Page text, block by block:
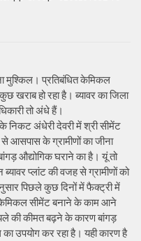
मुश्किल। प्रतिबंधित केमिकल
खराब हो रहा है। ब्यावर का जिला
तो अंधे हैं।
निकट अंधेरी देवरी में श्री सीमेंट
आसपास के ग्रामीणों का जीना
औद्योगिक घराने का है। यूं तो
प्लांट की वजह से ग्रामीणों को
पिछले कुछ दिनों में फैक्ट्री में
केमिकल सीमेंट बनाने के काम आने
की कीमत बढ़ने के कारण बांगड़
उपयोग कर रहा है। यही कारण है